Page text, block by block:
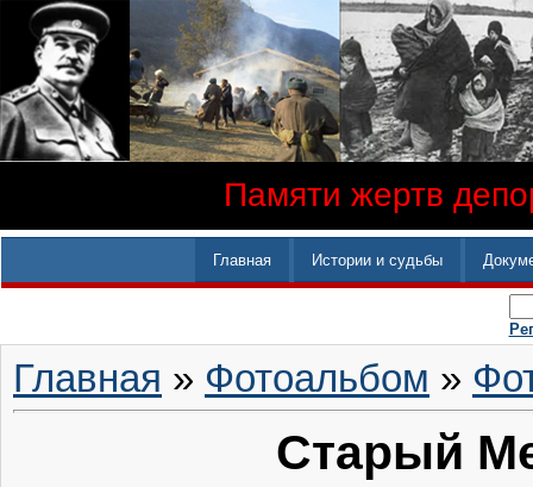
Памяти жертв
Главная Истории и судьбы
Главная » Фотоальбом »
Старый